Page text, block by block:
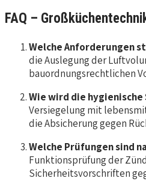
FAQ –
Welche Anforderungen
die Auslegung der
bauordnungsrechtlichen
Wie wird die
Versiegelung mit
die Absicherung gegen
Welche Prüfungen sind
Funktionsprüfung der
Sicherheitsvorschriften